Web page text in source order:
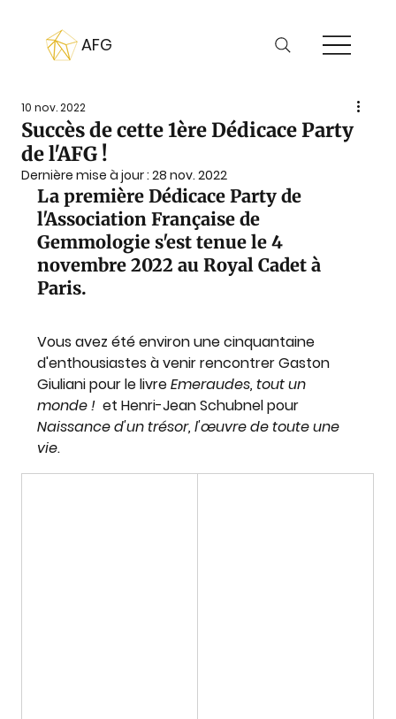
AFG
Succès de cette 1ère Dédicace Party
de l'AFG !
10 nov. 2022
Dernière mise à jour : 28 nov. 2022
La première Dédicace Party de
l'Association Française de
Gemmologie s'est tenue le 4
novembre 2022 au Royal Cadet à
Paris.
Vous avez été environ une cinquantaine
d'enthousiastes à venir rencontrer Gaston
Giuliani pour le livre Emeraudes, tout un
monde !
  et
Henri-Jean Schubnel pour
Naissance d'un trésor, l'œuvre de toute une
vie.